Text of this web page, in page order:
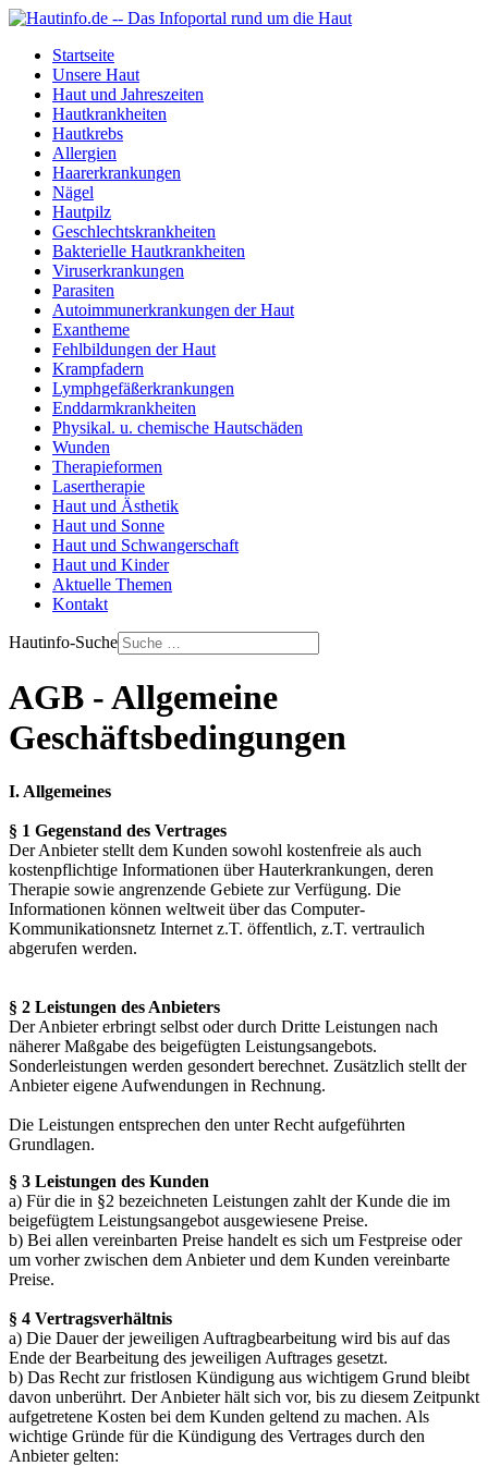
Startseite
Unsere Haut
Haut und Jahreszeiten
Hautkrankheiten
Hautkrebs
Allergien
Haarerkrankungen
Nägel
Hautpilz
Geschlechtskrankheiten
Bakterielle Hautkrankheiten
Viruserkrankungen
Parasiten
Autoimmunerkrankungen der Haut
Exantheme
Fehlbildungen der Haut
Krampfadern
Lymphgefäßerkrankungen
Enddarmkrankheiten
Physikal. u. chemische Hautschäden
Wunden
Therapieformen
Lasertherapie
Haut und Ästhetik
Haut und Sonne
Haut und Schwangerschaft
Haut und Kinder
Aktuelle Themen
Kontakt
Hautinfo-Suche
AGB - Allgemeine
Geschäftsbedingungen
I. Allgemeines
§ 1 Gegenstand des Vertrages
Der Anbieter stellt dem Kunden sowohl kostenfreie als auch
kostenpflichtige Informationen über Hauterkrankungen, deren
Therapie sowie angrenzende Gebiete zur Verfügung. Die
Informationen können weltweit über das Computer-
Kommunikationsnetz Internet z.T. öffentlich, z.T. vertraulich
abgerufen werden.
§ 2 Leistungen des Anbieters
Der Anbieter erbringt selbst oder durch Dritte Leistungen nach
näherer Maßgabe des beigefügten Leistungsangebots.
Sonderleistungen werden gesondert berechnet. Zusätzlich stellt der
Anbieter eigene Aufwendungen in Rechnung.
Die Leistungen entsprechen den unter Recht aufgeführten
Grundlagen.
§ 3 Leistungen des Kunden
a) Für die in §2 bezeichneten Leistungen zahlt der Kunde die im
beigefügtem Leistungsangebot ausgewiesene Preise.
b) Bei allen vereinbarten Preise handelt es sich um Festpreise oder
um vorher zwischen dem Anbieter und dem Kunden vereinbarte
Preise.
§ 4 Vertragsverhältnis
a) Die Dauer der jeweiligen Auftragbearbeitung wird bis auf das
Ende der Bearbeitung des jeweiligen Auftrages gesetzt.
b) Das Recht zur fristlosen Kündigung aus wichtigem Grund bleibt
davon unberührt. Der Anbieter hält sich vor, bis zu diesem Zeitpunkt
aufgetretene Kosten bei dem Kunden geltend zu machen. Als
wichtige Gründe für die Kündigung des Vertrages durch den
Anbieter gelten: